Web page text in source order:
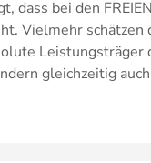
dass bei den
Vielmehr
gleichzeitig